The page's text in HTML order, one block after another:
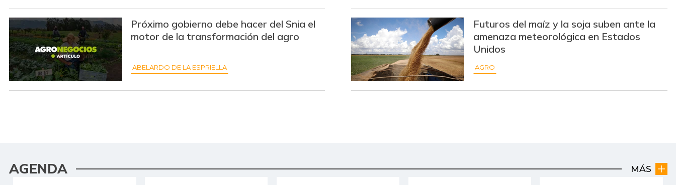
Próximo gobierno debe hacer del Snia el
motor de la transformación del agro
ABELARDO DE LA ESPRIELLA
Futuros del maíz y la soja suben ante la
amenaza meteorológica en Estados
Unidos
AGRO
AGENDA MÁS